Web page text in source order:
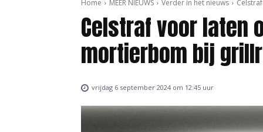
Home MEER NIEUWS Verder in het nieuws
Celstraf voor laten
mortierbom bij
vrijdag 6 september 2024 om 12:45 uur